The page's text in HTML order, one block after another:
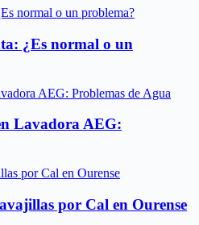
¿Es normal o un
Lavadora AEG:
por Cal en Ourense